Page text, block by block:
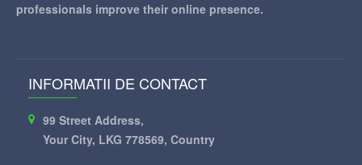
professionals improve their online presence.
INFORMATII DE CONTACT
99 Street Address,
Your City, LKG 778569, Country